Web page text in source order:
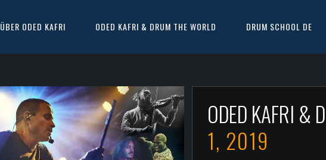
ÜBER ODED KAFRI ODED KAFRI & DRUM THE WORLD DRUM SCHOOL DE
ODED KAFRI &
1, 2019